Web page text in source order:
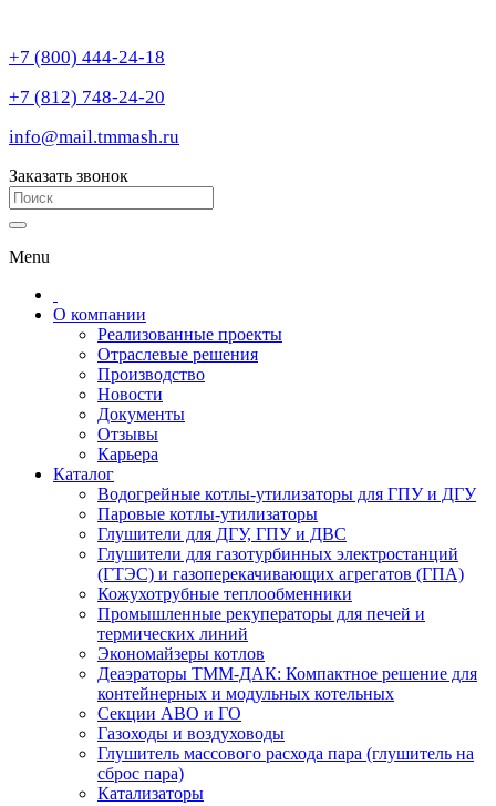
+7 (800) 444-24-18
+7 (812) 748-24-20
info@mail.tmmash.ru
Заказать звонок
Menu
О компании
Реализованные проекты
Отраслевые решения
Производство
Новости
Документы
Отзывы
Карьера
Каталог
Водогрейные котлы-утилизаторы для ГПУ и ДГУ
Паровые котлы-утилизаторы
Глушители для ДГУ, ГПУ и ДВС
Глушители для газотурбинных электростанций
(ГТЭС) и газоперекачивающих агрегатов (ГПА)
Кожухотрубные теплообменники
Промышленные рекуператоры для печей и
термических линий
Экономайзеры котлов
Деаэраторы ТММ-ДАК: Компактное решение для
контейнерных и модульных котельных
Секции АВО и ГО
Газоходы и воздуховоды
Глушитель массового расхода пара (глушитель на
сброс пара)
Катализаторы